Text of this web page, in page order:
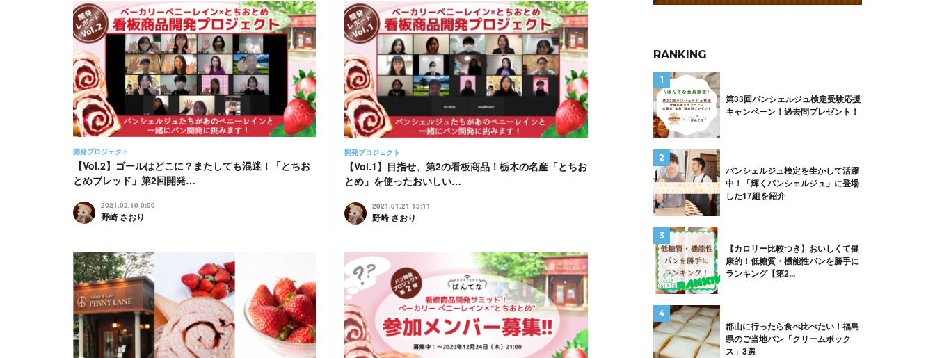
開発プロジェクト
【Vol.2】ゴールはどこに？またしても混迷！「とちお
とめブレッド」第2回開発…
2021.02.10 0:00
野崎 さおり
開発プロジェクト
【Vol.1】目指せ、第2の看板商品！栃木の名産「とちお
とめ」を使ったおいしい…
2021.01.21 13:11
野崎 さおり
RANKING
第33回パンシェルジュ検定受験応援
キャンペーン！過去問プレゼント！
パンシェルジュ検定を生かして活躍
中！「輝くパンシェルジュ」に登場
した17組を紹介
【カロリー比較つき】おいしくて健
康的！低糖質・機能性パンを勝手に
ランキング【第2...
郡山に行ったら食べ比べたい！福島
県のご当地パン「クリームボック
ス」3選